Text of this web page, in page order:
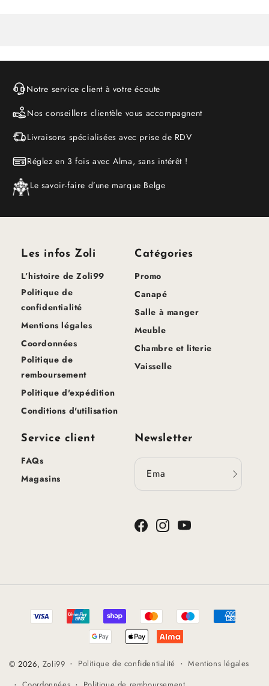
Notre service client à votre écoute
Nos conseillers clientèle vous accompagnent
Livraisons spécialisées avec prise de RDV
Réglez en 3 fois avec Alma, sans intérêt !
Le savoir-faire d’une marque Belge
Les infos Zoli
L’histoire de Zoli99
Politique de
confidentialité
Mentions légales
Coordonnées
Politique de
remboursement
Politique d'expédition
Conditions d'utilisation
Catégories
Promo
Canapé
Salle à manger
Meuble
Chambre et literie
Vaisselle
Service client
FAQs
Magasins
Newsletter
Email
FacebookInstagramYouTube
Méthodes
© 2026, Zoli99 Politique de confidentialité
Mentions légales